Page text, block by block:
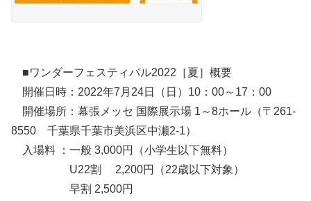
■ワンダーフェスティバル2022［夏］概要
開催日時：2022年7月24日（日）10：00～17：00
開催場所：幕張メッセ 国際展示場 1～8ホール（〒261-
8550 千葉県千葉市美浜区中瀬2-1）
入場料 ：一般 3,000円（小学生以下無料）
U22割 2,200円（22歳以下対象）
早割 2,500円